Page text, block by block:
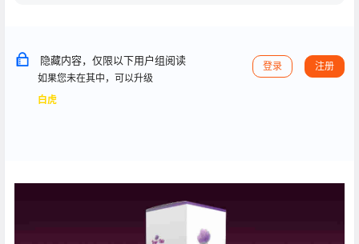
隐藏内容，仅限以下用户组阅读
如果您未在其中，可以升级
白虎
登录 注册